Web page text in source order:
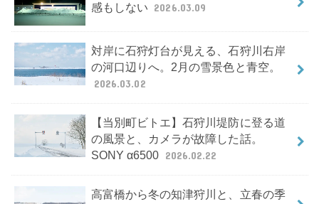
感もしない 2026.03.09
対岸に石狩灯台が見える、石狩川右岸
の河口辺りへ。2月の雪景色と青空。
2026.03.02
【当別町ビトエ】石狩川堤防に登る道
の風景と、カメラが故障した話。
SONY α6500 2026.02.22
高富橋から冬の知津狩川と、立春の季